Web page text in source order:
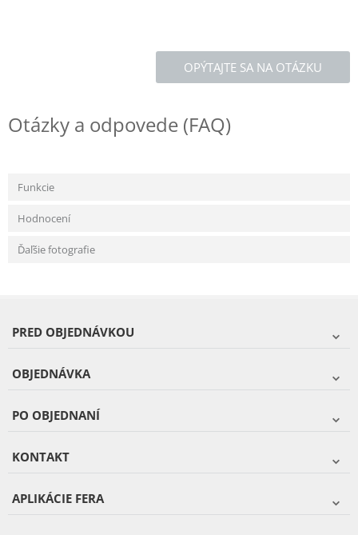
OPÝTAJTE SA NA OTÁZKU
Otázky a odpovede (FAQ)
Funkcie
Hodnocení
Ďaľšie fotografie
PRED OBJEDNÁVKOU
OBJEDNÁVKA
PO OBJEDNANÍ
KONTAKT
APLIKÁCIE FERA